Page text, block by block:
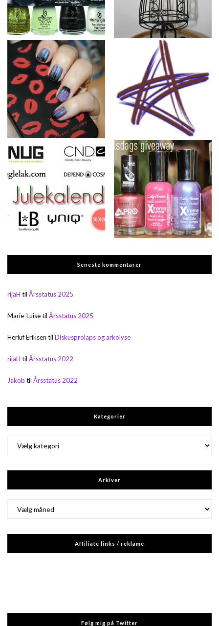
Seneste kommentarer
rijaH til Årsstatus 2025
Marie-Luisetil Årsstatus 2025
Herluf Eriksen til Diskusprolaps og arkolyse
rijaH til Årsstatus 2022
Jakob til Årsstatus 2022
Kategorier
Arkiver
Affiliate links / reklame
Følg mig på Twitter